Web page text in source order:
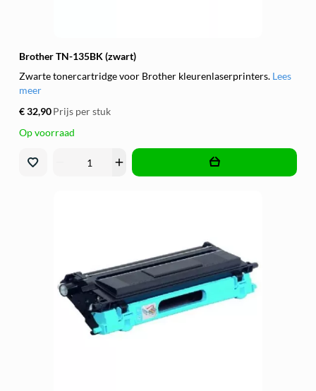
Brother TN-135BK (zwart)
Zwarte tonercartridge voor Brother kleurenlaserprinters. Lees
meer
€ 32,90Prijs per stuk
Op voorraad
add